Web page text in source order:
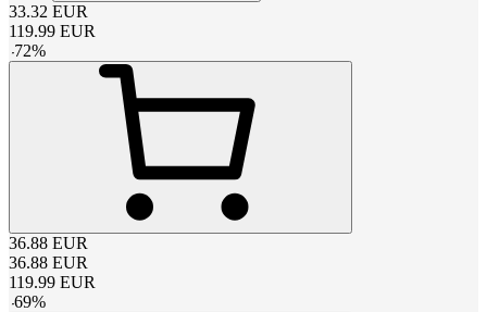
33.32 EUR
119.99 EUR
-72%
36.88 EUR
36.88 EUR
119.99 EUR
-69%